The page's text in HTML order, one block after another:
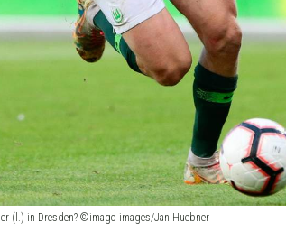
(l.) in Dresden? ©imago images/Jan Huebner